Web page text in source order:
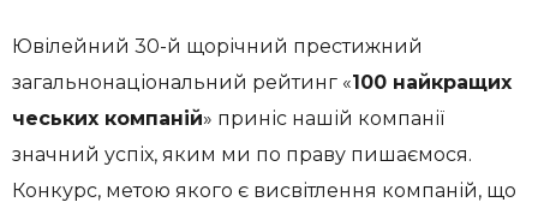
Ювілейний 30-й щорічний престижний
загальнонаціональний рейтинг «100 найкращих
чеських компаній» приніс нашій компанії
значний успіх, яким ми по праву пишаємося.
Конкурс, метою якого є висвітлення компаній, що